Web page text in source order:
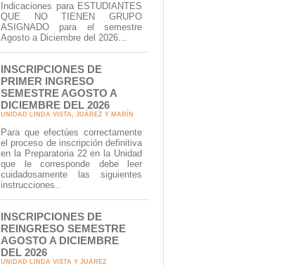
Indicaciones para ESTUDIANTES
QUE NO TIENEN GRUPO
ASIGNADO para el semestre
Agosto a Diciembre del 2026...
INSCRIPCIONES DE
PRIMER INGRESO
SEMESTRE AGOSTO A
DICIEMBRE DEL 2026
UNIDAD LINDA VISTA, JUÁREZ Y MARÍN
Para que efectúes correctamente
el proceso de inscripción definitiva
en la Preparatoria 22 en la Unidad
que le corresponde debe leer
cuidadosamente las siguientes
instrucciones..
INSCRIPCIONES DE
REINGRESO SEMESTRE
AGOSTO A DICIEMBRE
DEL 2026
UNIDAD LINDA VISTA Y JUÁREZ